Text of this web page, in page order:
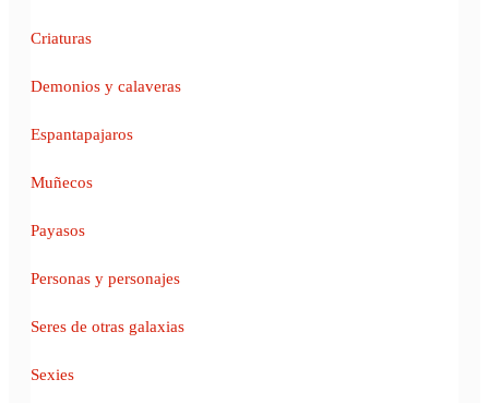
Criaturas
Demonios y calaveras
Espantapajaros
Muñecos
Payasos
Personas y personajes
Seres de otras galaxias
Sexies